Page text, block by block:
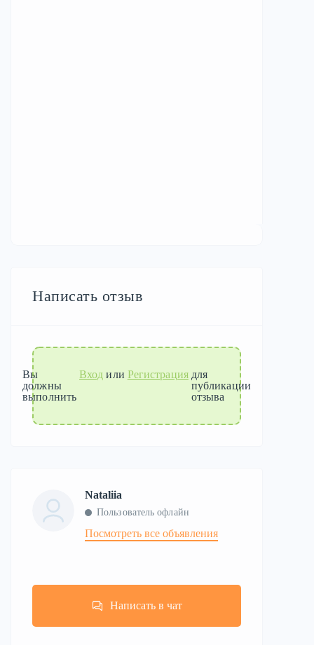
Написать отзыв
Вы
должны
выполнить
Вход или Регистрация для
публикации
отзыва
Nataliia
Пользователь офлайн
Посмотреть все объявления
Написать в чат